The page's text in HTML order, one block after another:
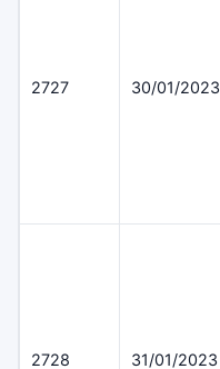
2727 30/01/2023
2728 31/01/2023